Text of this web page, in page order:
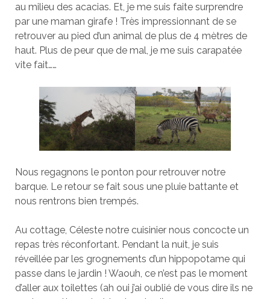
au milieu des acacias. Et, je me suis faite surprendre
par une maman girafe ! Très impressionnant de se
retrouver au pied d’un animal de plus de 4 mètres de
haut. Plus de peur que de mal, je me suis carapatée
vite fait……
Nous regagnons le ponton pour retrouver notre
barque. Le retour se fait sous une pluie battante et
nous rentrons bien trempés.
Au cottage, Céleste notre cuisinier nous concocte un
repas très réconfortant. Pendant la nuit, je suis
réveillée par les grognements d’un hippopotame qui
passe dans le jardin ! Waouh, ce n’est pas le moment
d’aller aux toilettes (ah oui j’ai oublié de vous dire ils ne